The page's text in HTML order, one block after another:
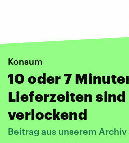
Konsum
10 oder 7
Lieferzeiten sind
verlockend
Beitrag aus unserem Archiv